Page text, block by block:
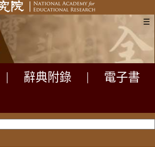
☰
辭典附錄
電子書